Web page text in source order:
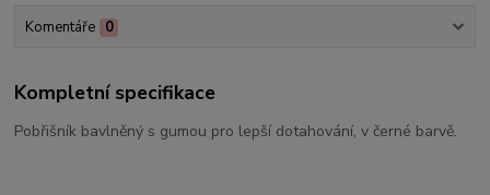
Komentáře 0
Kompletní specifikace
Pobřišník bavlněný s gumou pro lepší dotahování, v černé barvě.